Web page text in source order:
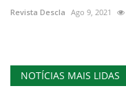
Revista Descla Ago 9, 2021
NOTÍCIAS MAIS LIDAS